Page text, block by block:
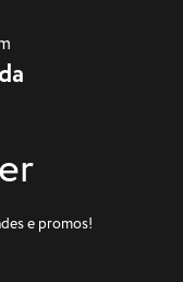
e promos!